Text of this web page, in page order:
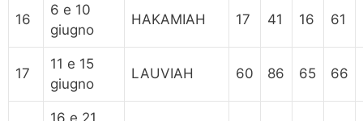
16
6 e 10
giugno
HAKAMIAH 17 41 16 61
17
11 e 15
giugno
LAUVIAH 60 86 65 66
16 e 21